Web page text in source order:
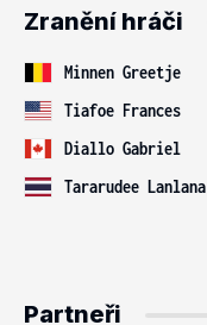
Zranění hráči
Minnen Greetje
Tiafoe Frances
Diallo Gabriel
Tararudee Lanlana
Partneři